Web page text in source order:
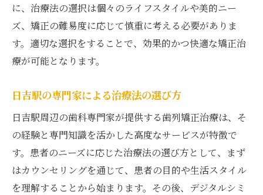
に、治療法の選択は個々のライフスタイルや美的ニー
ズ、矯正の難易度に応じて慎重に考える必要がありま
す。適切な選択をすることで、効果的かつ快適な矯正治
療が可能となります。
日吉駅の専門家による治療法の選び方
日吉駅周辺の歯科専門家が提供する歯列矯正治療は、そ
の経験と専門知識を活かした高度なサービスが特徴で
す。患者のニーズに応じた治療法の選び方として、まず
はカウンセリングを通じて、患者の目的や生活スタイル
を理解することから始まります。その後、デジタルシミ